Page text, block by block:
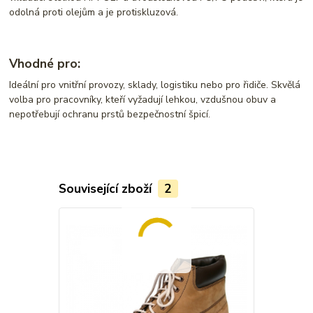
odolná proti olejům a je protiskluzová.
Vhodné pro:
Ideální pro vnitřní provozy, sklady, logistiku nebo pro řidiče. Skvělá
volba pro pracovníky, kteří vyžadují lehkou, vzdušnou obuv a
nepotřebují ochranu prstů bezpečnostní špicí.
Související zboží 2